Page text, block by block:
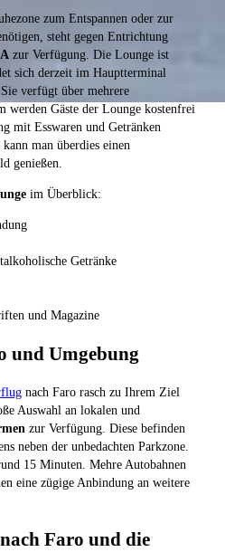
zum Entspannen oder zur
steht gegen Entrichtung
zur Verfügung. Die Lounge ist
sich derzeit im Hauptterminal
verfügt über mehrere
werden Gäste der Lounge kostenfrei
mit Esswaren und Getränken
man überdies einen
genießen.
im Überblick:
Getränke
und Magazine
und Umgebung
nach Faro rasch zu Ihrem Ziel
Auswahl an lokalen und
zur Verfügung. Diese befinden
neben der unbedachten Parkzone.
15 Minuten. Mehre Autobahnen
eine zügige Anbindung an weitere
Faro und die